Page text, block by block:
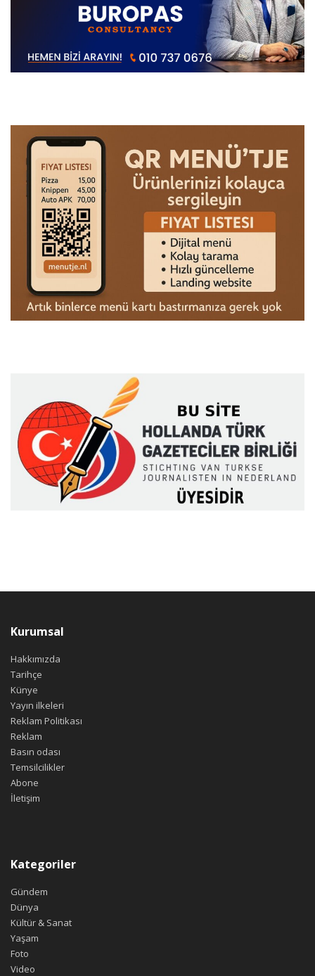
Kurumsal
Hakkımızda
Tarihçe
Künye
Yayın ilkeleri
Reklam Politikası
Reklam
Basın odası
Temsilcilikler
Abone
İletişim
Kategoriler
Gündem
Dünya
Kültür & Sanat
Yaşam
Foto
Video